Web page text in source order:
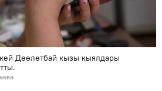
Дөөлөтбай кызы кыялдары